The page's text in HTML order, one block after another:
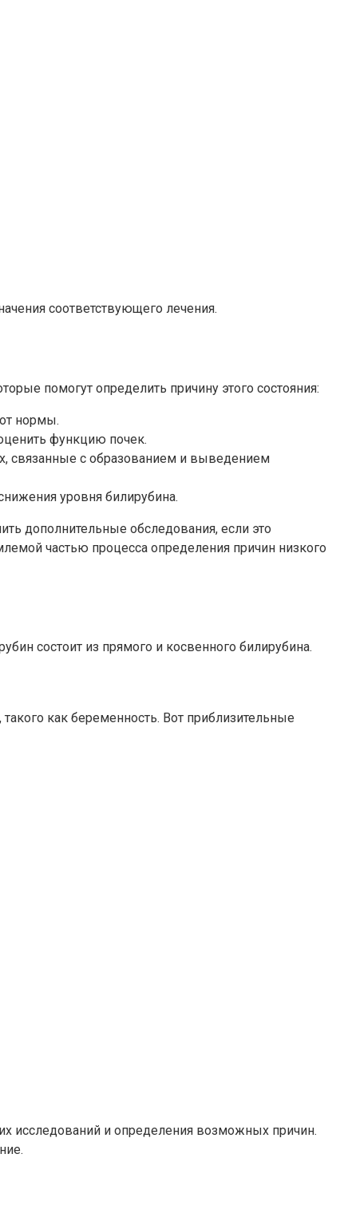
соответствующего лечения.
помогут определить причину этого состояния:
нормы.
функцию почек.
связанные с образованием и выведением
уровня билирубина.
дополнительные обследования, если это
частью процесса определения причин низкого
состоит из прямого и косвенного билирубина.
как беременность. Вот приблизительные
исследований и определения возможных причин.